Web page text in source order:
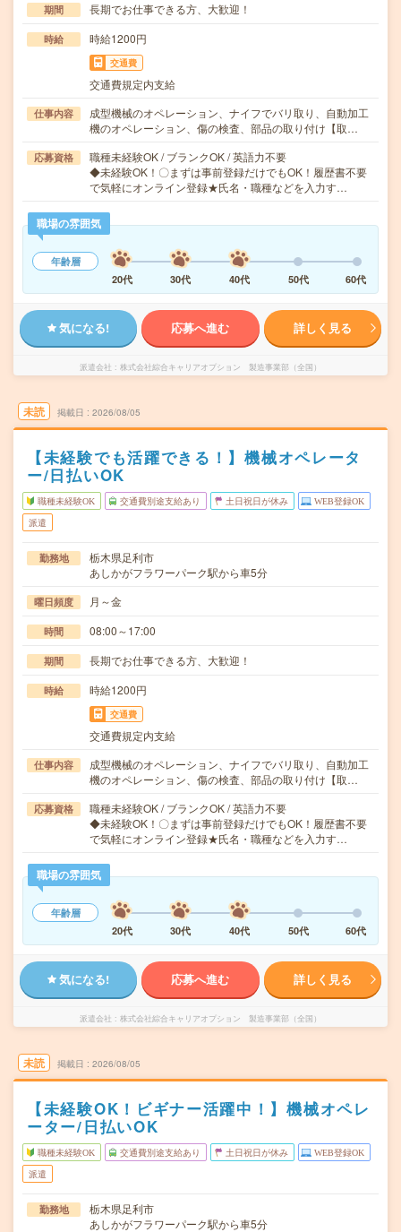
期間 長期でお仕事できる方、大歓迎！
時給 時給1200円
交通費
交通費規定内支給
仕事内容
成型機械のオペレーション、ナイフでバリ取り、自動加工
機のオペレーション、傷の検査、部品の取り付け【取…
応募資格
職種未経験OK / ブランクOK / 英語力不要
◆未経験OK！〇まずは事前登録だけでもOK！履歴書不要
で気軽にオンライン登録★氏名・職種などを入力す…
職場の雰囲気
年齢層
20代
30代 40代 50代 60代
気になる! 応募へ進む 詳しく見る
派遣会社 株式会社綜合キャリアオプション 製造事業部（全国）
未読 掲載日 2026/08/05
【未経験でも活躍できる！】機械オペレータ
ー/日払いOK
職種未経験OK 交通費別途支給あり 土日祝日が休み WEB登録OK
派遣
勤務地
栃木県足利市
あしかがフラワーパーク駅から車5分
曜日頻度 月～金
時間 08:00～17:00
期間 長期でお仕事できる方、大歓迎！
時給 時給1200円
交通費
交通費規定内支給
仕事内容
成型機械のオペレーション、ナイフでバリ取り、自動加工
機のオペレーション、傷の検査、部品の取り付け【取…
応募資格
職種未経験OK / ブランクOK / 英語力不要
◆未経験OK！〇まずは事前登録だけでもOK！履歴書不要
で気軽にオンライン登録★氏名・職種などを入力す…
職場の雰囲気
年齢層
20代
30代 40代 50代 60代
気になる! 応募へ進む 詳しく見る
派遣会社 株式会社綜合キャリアオプション 製造事業部（全国）
未読 掲載日 2026/08/05
【未経験OK！ビギナー活躍中！】機械オペレ
ーター/日払いOK
職種未経験OK 交通費別途支給あり 土日祝日が休み WEB登録OK
派遣
勤務地
栃木県足利市
あしかがフラワーパーク駅から車5分